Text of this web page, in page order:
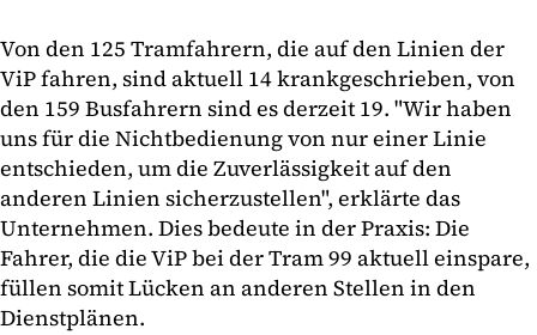
Von den 125 Tramfahrern, die auf den Linien der
ViP fahren, sind aktuell 14 krankgeschrieben, von
den 159 Busfahrern sind es derzeit 19. "Wir haben
uns für die Nichtbedienung von nur einer Linie
entschieden, um die Zuverlässigkeit auf den
anderen Linien sicherzustellen", erklärte das
Unternehmen. Dies bedeute in der Praxis: Die
Fahrer, die die ViP bei der Tram 99 aktuell einspare,
füllen somit Lücken an anderen Stellen in den
Dienstplänen.